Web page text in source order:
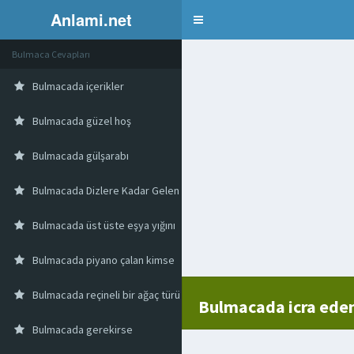
Anlami.net Bulmaca
Bulmacada icra
Bulmaca Cevapları
Bulmacada içerikler
Bulmacada güzel hoş
Bulmacada gülşarabı
Bulmacada Dizlere Kadar Gelen Dar Ve Kısa Pantolon
Bulmacada üst üste eşya yığını
Bulmacada piyano çalan kimse
Bulmacada reçineli bir ağaç türü
Bulmacada gerekirse